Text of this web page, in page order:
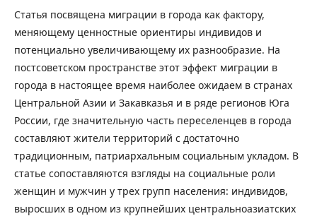
Статья посвящена миграции в города как фактору,
меняющему ценностные ориентиры индивидов и
потенциально увеличивающему их разнообразие. На
постсоветском пространстве этот эффект миграции в
города в настоящее время наиболее ожидаем в странах
Центральной Азии и Закавказья и в ряде регионов Юга
России, где значительную часть переселенцев в города
составляют жители территорий с достаточно
традиционным, патриархальным социальным укладом. В
статье сопоставляются взгляды на социальные роли
женщин и мужчин у трех групп населения: индивидов,
выросших в одном из крупнейших центральноазиатских